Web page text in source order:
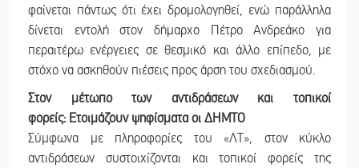
φαίνεται πάντως ότι έχει δρομολογηθεί, ενώ παράλληλα
δίνεται εντολή στον δήμαρχο Πέτρο Ανδρεάκο για
περαιτέρω ενέργειες σε θεσμικό και άλλο επίπεδο, με
στόχο να ασκηθούν πιέσεις προς άρση του σχεδιασμού.
Στον μέτωπο των αντιδράσεων και τοπικοί
φορείς: Ετοιμάζουν ψηφίσματα οι ΔΗΜΤΟ
Σύμφωνα με πληροφορίες του «ΛΤ», στον κύκλο
αντιδράσεων συστοιχίζονται και τοπικοί φορείς της